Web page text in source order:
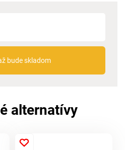
bude skladom
alternatívy